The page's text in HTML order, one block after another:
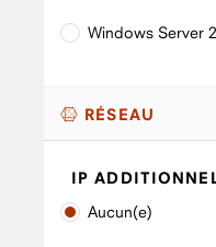
Windows Server
RÉSEAU
IP
Aucun(e)